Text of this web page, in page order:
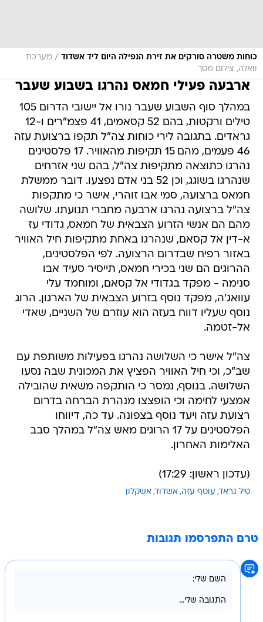
כוחות משטרה סורקים את זירת הנפילה היום ליד אשדוד / מערכת
וואלה, צילום מסך
ארבעה פעילי חמאס נהרגו בשבוע שעבר
במהלך סוף השבוע שעבר נורו אל יישובי הדרום 105
טילים ורקטות, בהם 52 קסאמים, 41 פצמ"רים ו-12
גראדים. בתגובה לירי כוחות צה"ל תקפו ברצועת עזה
46 פעמים, מהם 15 תקיפות מהאוויר. 17 פלסטינים
נהרגו כתוצאה מתקיפות צה"ל, בהם שני אזרחים
שנהרגו בשוגג, וכן 52 בני אדם נפצעו. דובר ממשלת
חמאס ברצועה, סמי אבו זוהרי, אישר כי מתקפות
צה"ל ברצועה נהרגו ארבעה מחברי תנועתו. שלושה
מהם הם אנשי הזרוע הצבאית של חמאס, גדודי עז
א-דין אל קסאם, שנהרגו באחת מתקיפות חיל האוויר
באזור רפיח שבדרום הרצועה. לפי הפלסטינים,
ההרוגים הם שני בכירי חמאס, תייסיר סעיד אבו
סנימה - מפקד בגדודי אל קסאם, ומוחמד עלי
עוואג'ה, מפקד נוסף בזרוע הצבאית של הארגון. הרוג
נוסף שעליו דווח בעזה הוא עוזרם של השניים, שאדי
אל-זטמה.
צה"ל אישר כי השלושה נהרגו בפעילות משותפת עם
שב"כ, וכי חיל האוויר הפציץ את המכונית שבה נסעו
השלושה. בנוסף, נמסר כי הותקפה משאית שהובילה
אמצעי לחימה וכי הופצצו מנהרת הברחה בדרום
רצועת עזה ויעד נוסף בצפונה. עד כה, דיווחו
הפלסטינים על 17 הרוגים מאש צה"ל במהלך סבב
האלימות האחרון.
(עדכון ראשון: 17:29)
טיל גראד עוטף עזה אשדוד אשקלון
טרם התפרסמו תגובות